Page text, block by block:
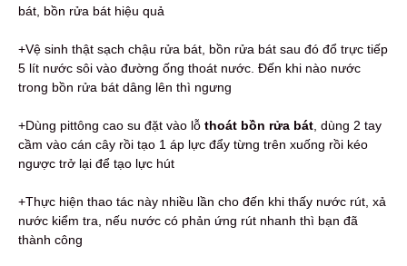
bát, bồn rửa bát hiệu quả
+Vệ sinh thật sạch chậu rửa bát, bồn rửa bát sau đó đổ trực tiếp
5 lít nước sôi vào đường ống thoát nước. Đến khi nào nước
trong bồn rửa bát dâng lên thì ngưng
+Dùng pittông cao su đặt vào lỗ thoát bồn rửa bát , dùng 2 tay
cầm vào cán cây rồi tạo 1 áp lực đẩy từng trên xuống rồi kéo
ngược trở lại để tạo lực hút
+Thực hiện thao tác này nhiều lần cho đến khi thấy nước rút, xả
nước kiểm tra, nếu nước có phản ứng rút nhanh thì bạn đã
thành công